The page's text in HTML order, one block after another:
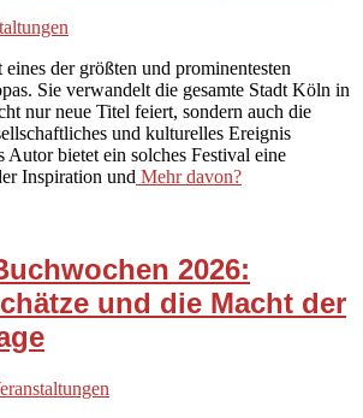
der größten und prominentesten
Sie verwandelt die gesamte Stadt Köln in
nur neue Titel feiert, sondern auch die
und kulturelles Ereignis
Autor bietet ein solches Festival eine
Inspiration und Mehr davon?
2026:
und die Macht der